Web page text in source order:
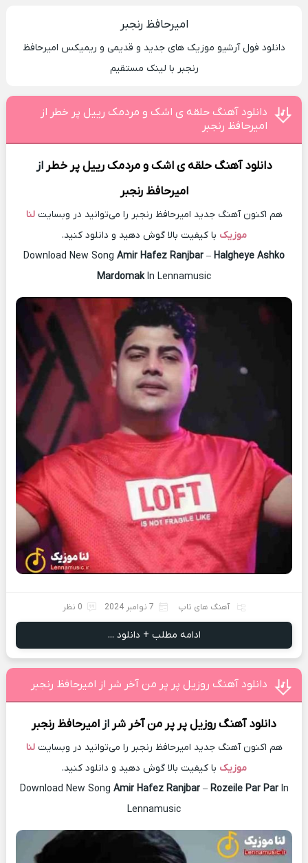
امیرحافظ رنجبر
دانلود فول آرشیو موزیک های جدید و قدیمی و ریمیکس امیرحافظ
رنجبر با لینک مستقیم
دانلود آهنگ حلقه ی اشک و مردمک رییل پر خطر از
امیرحافظ رنجبر
دانلود آهنگ حلقه ی اشک و مردمک رییل پر خطر از
امیرحافظ رنجبر
هم اکنون آهنگ جدید امیرحافظ رنجبر را می‌توانید در وبسایتلنا
موزیک با کیفیت بالا گوش دهید و دانلود کنید.
Download New Song Amir Hafez Ranjbar – Halgheye Ashko
MardomakIn Lennamusic
آهنگ های تاپ 7 نوامبر 2024 0 نظر
ادامه مطلب + دانلود ...
دانلود آهنگ روزیل پر پر من آخر شر از امیرحافظ رنجبر
دانلود آهنگروزیل پر پر من آخر شر ازامیرحافظ رنجبر
هم اکنون آهنگ جدید امیرحافظ رنجبر را می‌توانید در وبسایتلنا
موزیک با کیفیت بالا گوش دهید و دانلود کنید.
Download New Song Amir Hafez Ranjbar– Rozeile Par ParIn
Lennamusic